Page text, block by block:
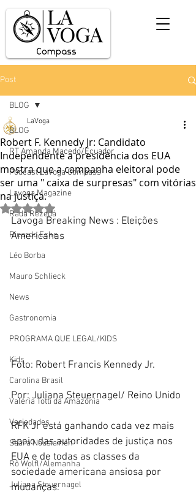
Post
BLOG
RT Amanda Macedo/Ecuador
Podcast Lavoga Compass
Lavoga Magazine
Rada Rezedá
Ricardo Eche
Léo Borba
Mauro Schlieck
News
Gastronomia
PROGRAMA QUE LEGAL/KIDS
Kids
Carolina Brasil
Valéria Totti da Amazônia
Variedades
Saara Nousiainen
Rô Wolfl/Alemanha
Juliana Steuernagel
BLOG
Robert F. Kennedy Jr: Candidato
Independente a presidência dos EUA
mostra que a campanha eleitoral pode
ser uma " caixa de surpresas" com vitórias
na justiça.
LaVoga
Avaliado com NaN de 5 estrelas.
Lavoga Breaking News : Eleições
Americanas
Foto: Robert Francis Kennedy Jr.
Por: Juliana Steuernagel/ Reino Unido
RFK Jr está ganhando cada vez mais
apoio das autoridades de justiça nos
EUA e de todas as classes da
sociedade americana ansiosa por
mudanças.